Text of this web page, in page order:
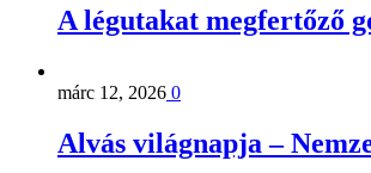
A légutakat megfertőző
márc 12, 2026 0
Alvás világnapja –